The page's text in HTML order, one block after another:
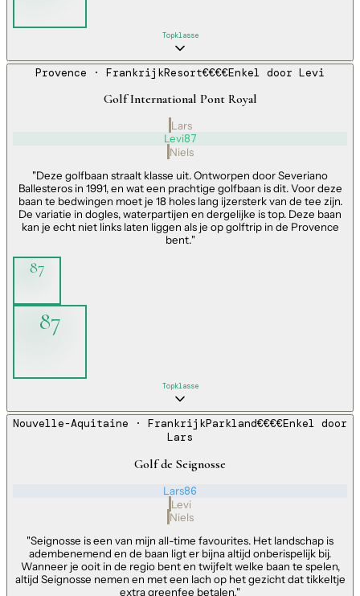
Topklasse
Provence · FrankrijkResort€€€€Enkel door Levi
Golf International Pont Royal
Lars
Levi87
Niels
"Deze golfbaan straalt klasse uit. Ontworpen door Severiano
Ballesteros in 1991, en wat een prachtige golfbaan is dit. Voor deze
baan te bedwingen moet je 18 holes lang ijzersterk van de tee zijn.
De variatie in dogles, waterpartijen en dergelijke is top. Deze baan
kan je echt niet links laten liggen als je op golftrip in de Provence
bent."
87
87
Topklasse
Nouvelle-Aquitaine · FrankrijkParkland€€€€Enkel door
Lars
Golf de Seignosse
Lars86
Levi
Niels
"Seignosse is een van mijn all-time favourites. Het landschap is
adembenemend en de baan ligt er bijna altijd onberispelijk bij.
Wanneer je ooit in de regio bent en twijfelt welke baan te spelen,
altijd Seignosse nemen en met een lach op het gezicht dat tikkeltje
extra greenfee betalen."